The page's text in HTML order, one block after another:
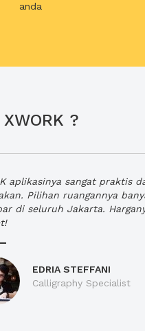
anda
?
aplikasinya sangat praktis
Pilihan ruangannya
di seluruh Jakarta.
EDRIA STEFFANI
Calligraphy Specialist